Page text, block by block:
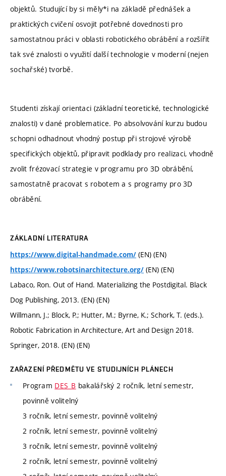
objektů. Studující by si měly*i na základě přednášek a
praktických cvičení osvojit potřebné dovednosti pro
samostatnou práci v oblasti robotického obrábění a rozšířit
tak své znalosti o využití další technologie v moderní (nejen
sochařské) tvorbě.
Studenti získají orientaci (základní teoretické, technologické
znalosti) v dané problematice. Po absolvování kurzu budou
schopni odhadnout vhodný postup při strojové výrobě
specifických objektů, připravit podklady pro realizaci, vhodně
zvolit frézovací strategie v programu pro 3D obrábění,
samostatně pracovat s robotem a s programy pro 3D
obrábění.
ZÁKLADNÍ LITERATURA
https://www.digital-handmade.com/ (EN) (EN)
https://www.robotsinarchitecture.org/ (EN) (EN)
Labaco, Ron. Out of Hand. Materializing the Postdigital. Black
Dog Publishing, 2013. (EN) (EN)
Willmann, J.; Block, P.; Hutter, M.; Byrne, K.; Schork, T. (eds.).
Robotic Fabrication in Architecture, Art and Design 2018.
Springer, 2018. (EN) (EN)
ZAŘAZENÍ PŘEDMĚTU VE STUDIJNÍCH PLÁNECH
Program DES_B bakalářský 2 ročník, letní semestr,
povinně volitelný
3 ročník, letní semestr, povinně volitelný
2 ročník, letní semestr, povinně volitelný
3 ročník, letní semestr, povinně volitelný
2 ročník, letní semestr, povinně volitelný